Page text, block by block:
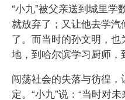
“小九”被父亲送到城里
就放弃了；又让他去学
了。而当时的孙文明，
地，到哈尔滨学习厨师，
闯荡社会的失落与彷徨
定。“小九”说：“当时对